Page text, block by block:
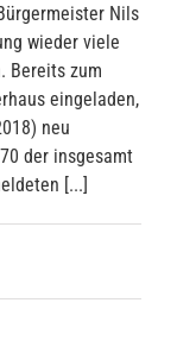
Nils
wieder viele
Bereits zum
eingeladen,
neu
der insgesamt
[...]